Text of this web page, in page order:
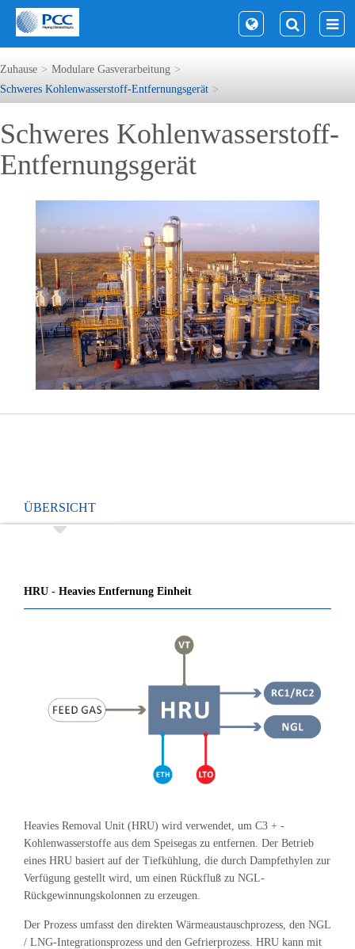
Zuhause
Modulare Gasverarbeitung
Schweres Kohlenwasserstoff-Entfernungsgerät
Schweres Kohlenwasserstoff-
Entfernungsgerät
ÜBERSICHT
HRU - Heavies Entfernung Einheit
Heavies Removal Unit (HRU) wird verwendet, um C3 + -
Kohlenwasserstoffe aus dem Speisegas zu entfernen. Der Betrieb
eines HRU basiert auf der Tiefkühlung, die durch Dampfethylen zur
Verfügung gestellt wird, um einen Rückfluß zu NGL-
Rückgewinnungskolonnen zu erzeugen.
Der Prozess umfasst den direkten Wärmeaustauschprozess, den NGL
/ LNG-Integrationsprozess und den Gefrierprozess. HRU kann mit